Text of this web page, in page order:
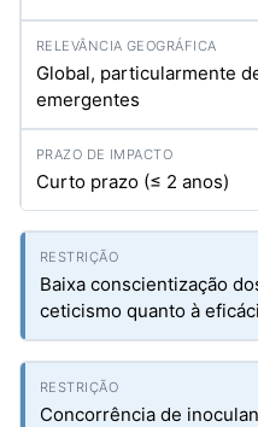
Global, particularmente
emergentes
Curto prazo (≤ 2 anos)
Baixa conscientização
ceticismo quanto à
Concorrência de